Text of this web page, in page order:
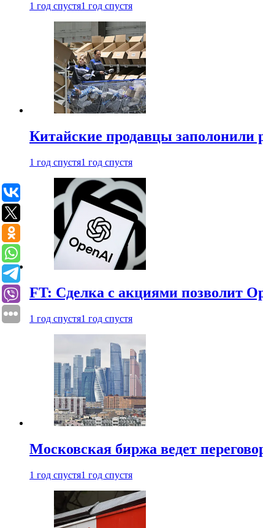
1 год спустя1 год спустя
Китайские продавцы заполонили
1 год спустя1 год спустя
FT: Сделка с акциями позволит
1 год спустя1 год спустя
Московская биржа ведет
1 год спустя1 год спустя